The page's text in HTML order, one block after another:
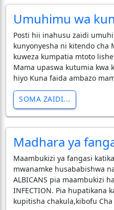
Umuhimu wa
Posti hii inahusu zaidi
kunyonyesha ni kitendo cha
kuweza kumpatia mtoto
Mama upaswa kutumia kwa
hiyo Kuna faida ambazo
SOMA ZAIDI...
Madhara ya
Maambukizi ya fangasi
mwanamke husababishwa
ALBICANS pia maambukizi
INFECTION. Pia hupatikana
kupitisha chakula,kibofu